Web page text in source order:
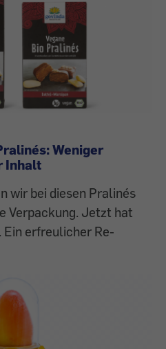
Weniger
Inhalt
wir bei diesen Pralinés
Verpackung. Jetzt hat
erfreulicher Re-